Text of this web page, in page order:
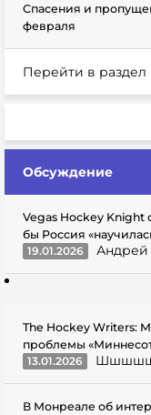
Спасения и
февраля
Перейти в раздел
Обсуждение
Vegas Hockey
бы Россия
19.01.2026
Андрей
The Hockey Writers:
проблемы
13.01.2026
В Монреале об